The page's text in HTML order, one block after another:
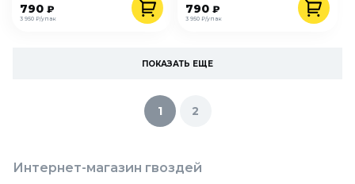
3 950 ₽/упак
790 ₽
3 950 ₽/упак
790₽
ПОКАЗАТЬ ЕЩЕ
1 2
Интернет-магазин гвоздей